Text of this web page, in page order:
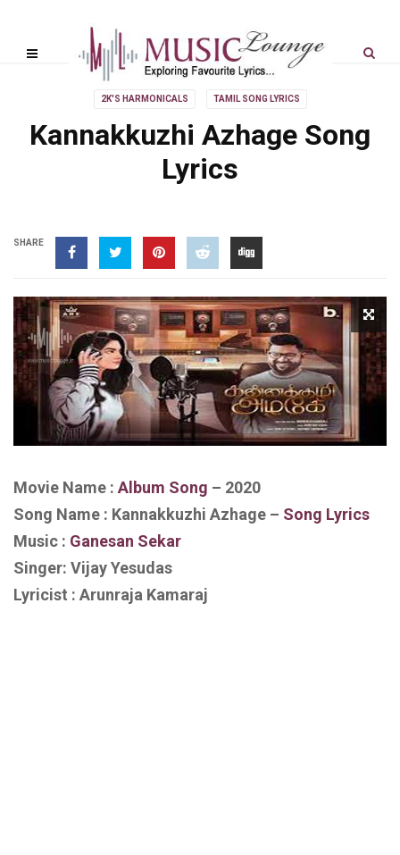
2K'S HARMONICALS TAMIL SONG LYRICS
Kannakkuzhi Azhage Song
Lyrics
SHARE
Movie Name : Album Song – 2020
Song Name : Kannakkuzhi Azhage – Song Lyrics
Music : Ganesan Sekar
Singer: Vijay Yesudas
Lyricist : Arunraja Kamaraj